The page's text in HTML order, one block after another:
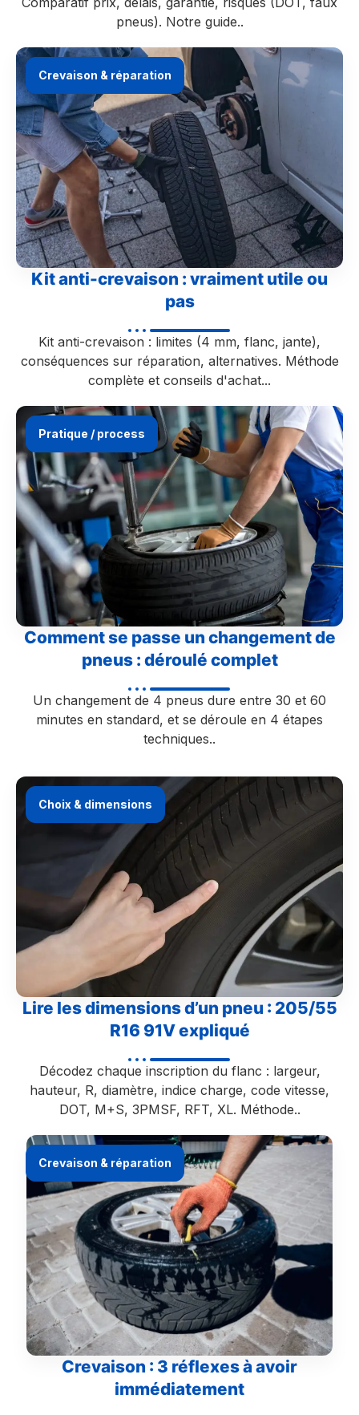
pneus). Notre guide..
Crevaison & réparation
Kit anti-crevaison : vraiment utile ou
pas
Kit anti-crevaison : limites (4 mm, flanc, jante),
conséquences sur réparation, alternatives. Méthode
complète et conseils d'achat...
Pratique / process
Comment se passe un changement de
pneus : déroulé complet
Un changement de 4 pneus dure entre 30 et 60
minutes en standard, et se déroule en 4 étapes
techniques..
Choix & dimensions
Lire les dimensions d’un pneu : 205/55
R16 91V expliqué
Décodez chaque inscription du flanc : largeur,
hauteur, R, diamètre, indice charge, code vitesse,
DOT, M+S, 3PMSF, RFT, XL. Méthode..
Crevaison & réparation
Crevaison : 3 réflexes à avoir
immédiatement